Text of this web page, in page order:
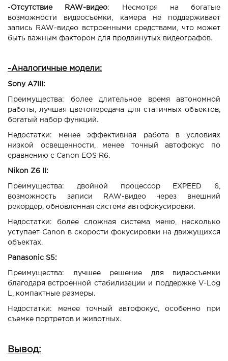
-Отсутствие RAW-видео: Несмотря на богатые
возможности видеосъемки, камера не поддерживает
запись RAW-видео встроенными средствами, что может
быть важным фактором для продвинутых видеографов.
-Аналогичные модели:
Sony A7III:
Преимущества: более длительное время автономной
работы, лучшая цветопередача для статичных объектов,
богатый набор функций.
Недостатки: менее эффективная работа в условиях
низкой освещенности, менее точный автофокус по
сравнению с Canon EOS R6.
Nikon Z6 II:
Преимущества: двойной процессор EXPEED 6,
возможность записи RAW-видео через внешний
рекордер, обновленная система автофокусировки.
Недостатки: более сложная система меню, несколько
уступает Canon в скорости фокусировки на движущихся
объектах.
Panasonic S5:
Преимущества: лучшее решение для видеосъемки
благодаря встроенной стабилизации и поддержке V-Log
L, компактные размеры.
Недостатки: менее точный автофокус, особенно при
съемке портретов и животных.
Вывод: